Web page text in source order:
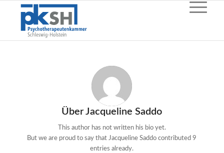
ÜberJacqueline Saddo
This author has not written his bio yet.
But we are proud to say thatJacqueline Saddo contributed 9
entries already.